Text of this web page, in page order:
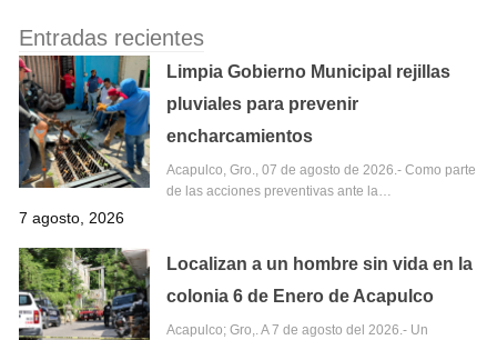
Entradas recientes
Limpia Gobierno Municipal rejillas
pluviales para prevenir
encharcamientos
Acapulco, Gro., 07 de agosto de 2026.- Como parte
de las acciones preventivas ante la…
7 agosto, 2026
Localizan a un hombre sin vida en la
colonia 6 de Enero de Acapulco
Acapulco; Gro,. A 7 de agosto del 2026.- Un